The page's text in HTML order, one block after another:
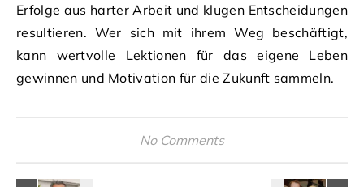
Erfolge aus harter Arbeit und klugen Entscheidungen
resultieren. Wer sich mit ihrem Weg beschäftigt,
kann wertvolle Lektionen für das eigene Leben
gewinnen und Motivation für die Zukunft sammeln.
No Comments